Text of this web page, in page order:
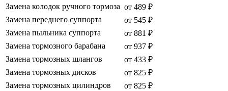
Замена колодок ручного тормоза от 489 ₽
Замена переднего суппорта
от 545 ₽
Замена пыльника суппорта
от 881 ₽
Замена тормозного барабана
от 937 ₽
Замена тормозных шлангов
от 433 ₽
Замена тормозных дисков
от 825 ₽
Замена тормозных цилиндров
от 825 ₽